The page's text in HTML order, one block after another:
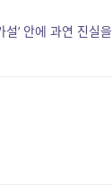
’ 안에 과연 진